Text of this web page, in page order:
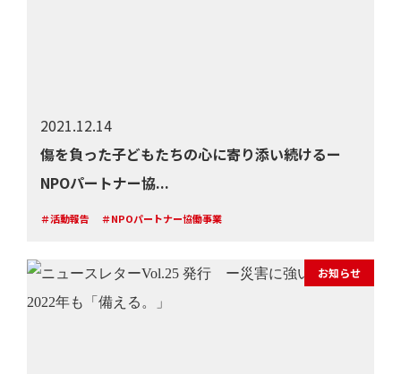
2021.12.14
傷を負った子どもたちの心に寄り添い続けるー
NPOパートナー協...
＃活動報告 ＃NPOパートナー協働事業
お知らせ